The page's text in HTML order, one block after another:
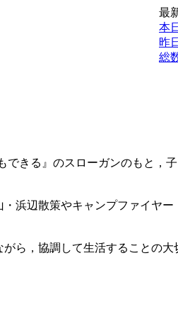
最
本
昨
総
きる』のスローガンのもと，子
浜辺散策やキャンプファイヤー
ら，協調して生活することの大